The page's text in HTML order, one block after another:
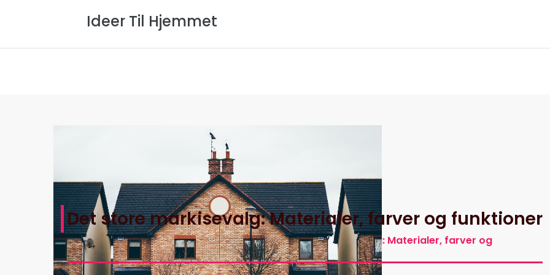
Ideer Til Hjemmet
Det store markisevalg: Materialer, farver og funktioner
Hjem>Ideer Til Hjemmets Artikler
>
Det store markisevalg: Materialer, farver og
funktioner